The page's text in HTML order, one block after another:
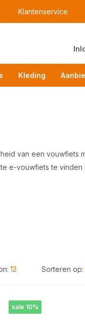
Klantenservice
Kleding
van een vouwfiets
e-vouwfiets te vinden
Sorteren op:
sale 10%